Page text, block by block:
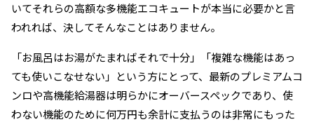
いてそれらの高額な多機能エコキュートが本当に必要かと言
われれば、決してそんなことはありません。
「お風呂はお湯がたまればそれで十分」「複雑な機能はあっ
ても使いこなせない」という方にとって、最新のプレミアムコ
ンロや高機能給湯器は明らかにオーバースペックであり、使
わない機能のために何万円も余計に支払うのは非常にもった